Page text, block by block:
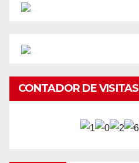
CONTADOR DE VISITAS